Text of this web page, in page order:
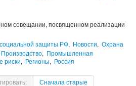
совещании, посвященном реализации
защиты РФ, Новости, Охрана
Производство, Промышленная
риски, Регионы, Россия
Сначала старые